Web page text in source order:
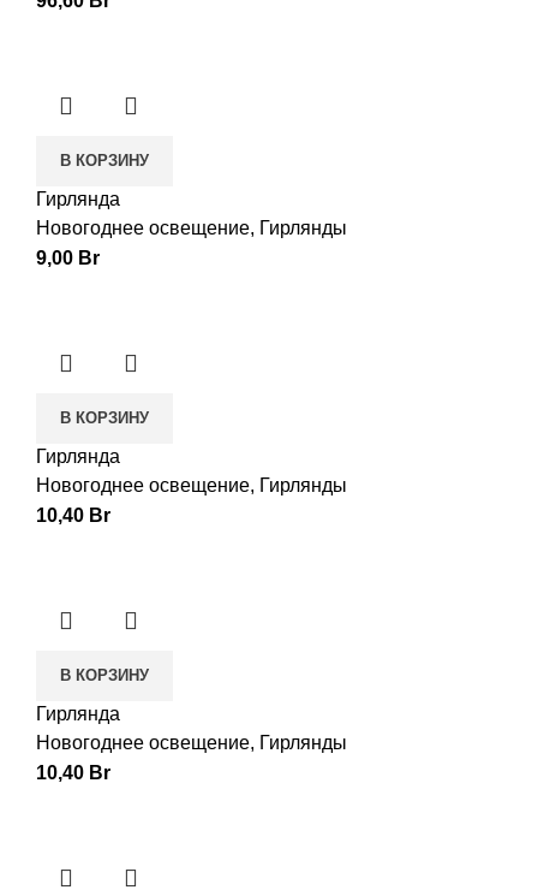
В КОРЗИНУ
Гирлянда
Новогоднее освещение, Гирлянды
9,00 Br
В КОРЗИНУ
Гирлянда
Новогоднее освещение, Гирлянды
10,40 Br
В КОРЗИНУ
Гирлянда
Новогоднее освещение, Гирлянды
10,40 Br